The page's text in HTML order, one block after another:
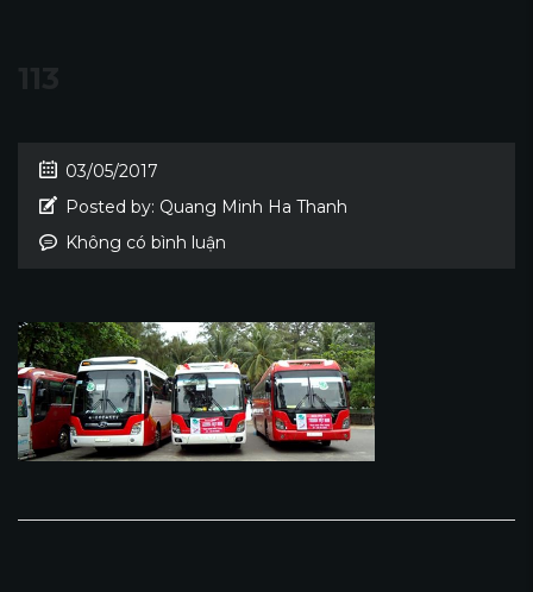
03/05/2017
Posted by: Quang Minh Ha Thanh
Không có bình luận